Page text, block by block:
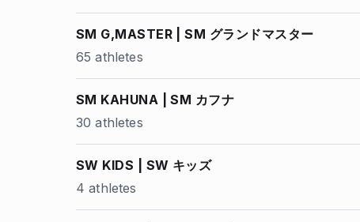
SM G,MASTER | SM グランドマスター
65 athletes
SM KAHUNA | SM カフナ
30 athletes
SW KIDS | SW キッズ
4 athletes